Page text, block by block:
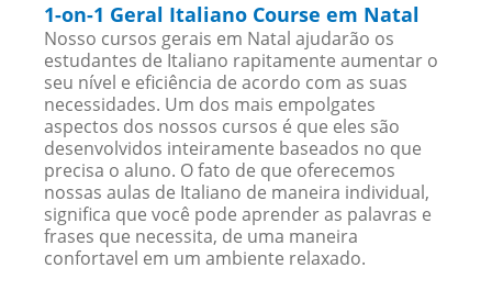
1-on-1 Geral Italiano Course em Natal
Nosso cursos gerais em Natal ajudarão os
estudantes de Italiano rapitamente aumentar o
seu nível e eficiência de acordo com as suas
necessidades. Um dos mais empolgates
aspectos dos nossos cursos é que eles são
desenvolvidos inteiramente baseados no que
precisa o aluno. O fato de que oferecemos
nossas aulas de Italiano de maneira individual,
significa que você pode aprender as palavras e
frases que necessita, de uma maneira
confortavel em um ambiente relaxado.